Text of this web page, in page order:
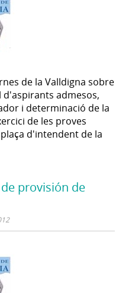
de la Valldigna sobre
admesos,
i determinació de la
de les proves
d'intendent de la
provisión de